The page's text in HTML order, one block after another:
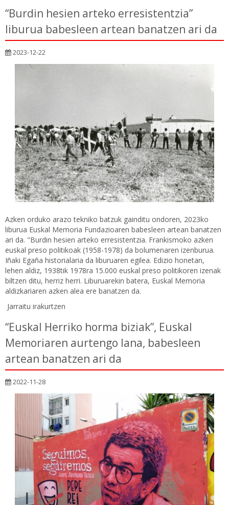
“Burdin hesien arteko erresistentzia”
liburua babesleen artean banatzen ari da
2023-12-22
Azken orduko arazo tekniko batzuk gainditu ondoren, 2023ko
liburua Euskal Memoria Fundazioaren babesleen artean banatzen
ari da. "Burdin hesien arteko erresistentzia. Frankismoko azken
euskal preso politikoak (1958-1978) da bolumenaren izenburua.
Iñaki Egaña historialaria da liburuaren egilea. Edizio honetan,
lehen aldiz, 1938tik 1978ra 15.000 euskal preso politikoren izenak
biltzen ditu, herriz herri. Liburuarekin batera, Euskal Memoria
aldizkariaren azken alea ere banatzen da.
Jarraitu irakurtzen
“Euskal Herriko horma biziak”, Euskal
Memoriaren aurtengo lana, babesleen
artean banatzen ari da
2022-11-28